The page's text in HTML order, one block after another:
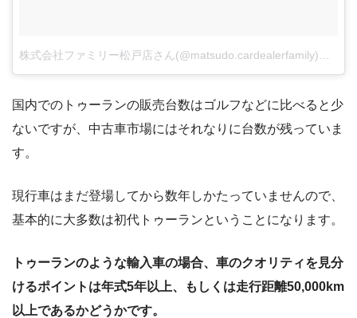
国内でのトゥーランの販売台数はゴルフなどに比べると少
ないですが、中古車市場にはそれなりに台数が残っていま
す。
現行車はまだ登場してから数年しかたっていませんので、
基本的に大多数は初代トゥーランということになります。
トゥーランのような輸入車の場合、車のクオリティを見分
けるポイントは年式5年以上、もしくは走行距離50,000km
以上であるかどうかです。